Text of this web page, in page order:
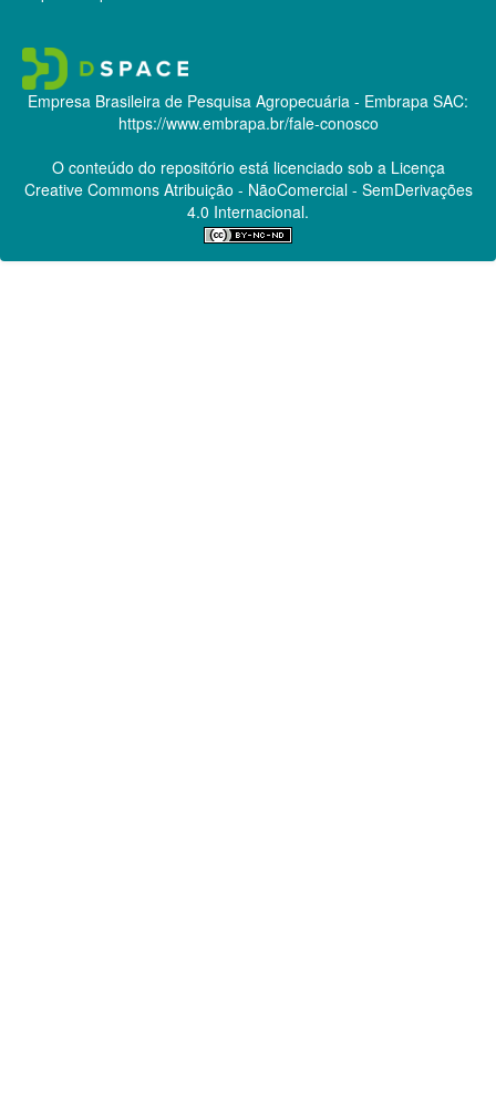
Empresa Brasileira de Pesquisa Agropecuária - Embrapa SAC:
https://www.embrapa.br/fale-conosco
O conteúdo do repositório está licenciado sob a Licença
Creative CommonsAtribuição - NãoComercial - SemDerivações
4.0 Internacional.